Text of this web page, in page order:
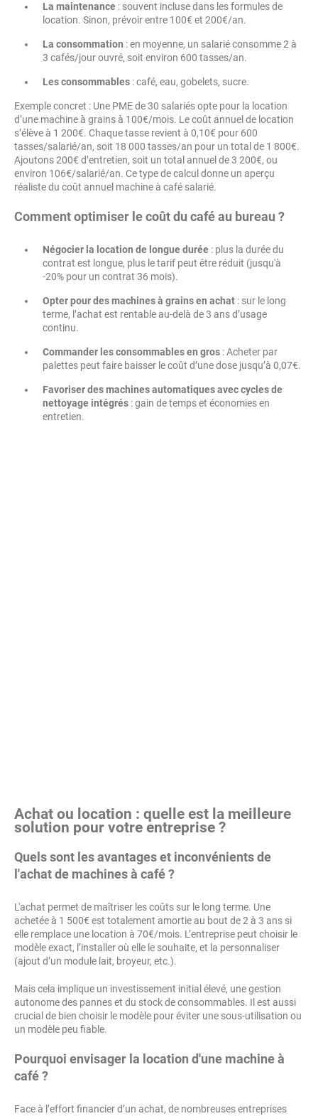
La maintenance : souvent incluse dans les formules de
location. Sinon, prévoir entre 100€ et 200€/an.
La consommation : en moyenne, un salarié consomme 2 à
3 cafés/jour ouvré, soit environ 600 tasses/an.
Les consommables : café, eau, gobelets, sucre.
Exemple concret : Une PME de 30 salariés opte pour la location
d’une machine à grains à 100€/mois. Le coût annuel de location
s’élève à 1 200€. Chaque tasse revient à 0,10€ pour 600
tasses/salarié/an, soit 18 000 tasses/an pour un total de 1 800€.
Ajoutons 200€ d’entretien, soit un total annuel de 3 200€, ou
environ 106€/salarié/an. Ce type de calcul donne un aperçu
réaliste du coût annuel machine à café salarié.
Comment optimiser le coût du café au bureau ?
Négocier la location de longue durée : plus la durée du
contrat est longue, plus le tarif peut être réduit (jusqu'à
-20% pour un contrat 36 mois).
Opter pour des machines à grains en achat : sur le long
terme, l’achat est rentable au-delà de 3 ans d’usage
continu.
Commander les consommables en gros : Acheter par
palettes peut faire baisser le coût d’une dose jusqu’à 0,07€.
Favoriser des machines automatiques avec cycles de
nettoyage intégrés : gain de temps et économies en
entretien.
Achat ou location : quelle est la meilleure
solution pour votre entreprise ?
Quels sont les avantages et inconvénients de
l'achat de machines à café ?
L'achat permet de maîtriser les coûts sur le long terme. Une
achetée à 1 500€ est totalement amortie au bout de 2 à 3 ans si
elle remplace une location à 70€/mois. L’entreprise peut choisir le
modèle exact, l’installer où elle le souhaite, et la personnaliser
(ajout d’un module lait, broyeur, etc.).
Mais cela implique un investissement initial élevé, une gestion
autonome des pannes et du stock de consommables. Il est aussi
crucial de bien choisir le modèle pour éviter une sous-utilisation ou
un modèle peu fiable.
Pourquoi envisager la location d'une machine à
café ?
Face à l’effort financier d’un achat, de nombreuses entreprises